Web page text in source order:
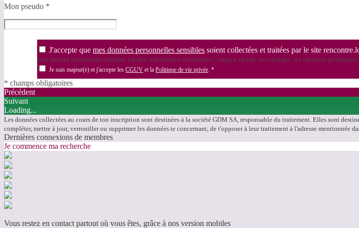
Mon pseudo *
J'accepte quemes données personnelles sensibles soient collectées et traitées par le site
Une donnée personnelle sensible est une information concernant l’origine raciale ou ethnique, les opinions
Je suis majeur(e) et j'accepte lesCGUV et laPolitique de vie privée .*
* champs obligatoires
Précédent
Suivant
Loading...
Les données collectées au cours de ton inscription sont destinées à la société GDM SA, responsable du traitement. Elles sont
compléter, mettre à jour, verrouiller ou supprimer les données te concernant, de t'opposer à leur traitement à l'adresse mentionnée
Dernières connexions de membres
Je commence ma recherche
Vous restez en contact partout où vous êtes, grâce à nos version mobiles